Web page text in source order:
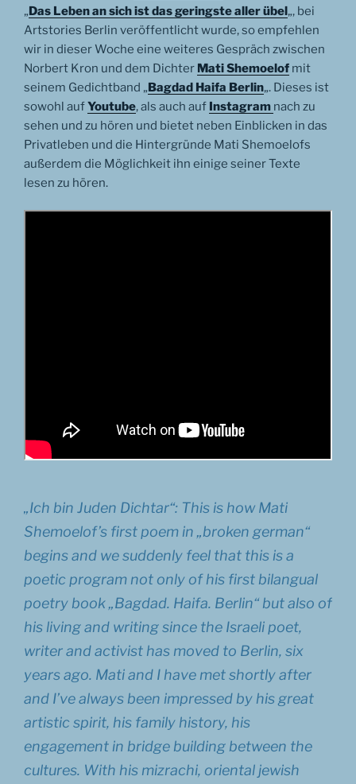
„Das Leben an sich ist das geringste aller übel„, bei
Artstories Berlin veröffentlicht wurde, so empfehlen
wir in dieser Woche eine weiteres Gespräch zwischen
Norbert Kron und dem Dichter Mati Shemoelof mit
seinem Gedichtband „Bagdad Haifa Berlin„. Dieses ist
sowohl aufYoutube, als auch auf Instagram nach zu
sehen und zu hören und bietet neben Einblicken in das
Privatleben und die Hintergründe Mati Shemoelofs
außerdem die Möglichkeit ihn einige seiner Texte
lesen zu hören.
„Ich bin Juden Dichtar“: This is how Mati
Shemoelof’s first poem in „broken german“
begins and we suddenly feel that this is a
poetic program not only of his first bilangual
poetry book „Bagdad. Haifa. Berlin“ but also of
his living and writing since the Israeli poet,
writer and activist has moved to Berlin, six
years ago. Mati and I have met shortly after
and I’ve always been impressed by his great
artistic spirit, his family history, his
engagement in bridge building between the
cultures. With his mizrachi, oriental jewish